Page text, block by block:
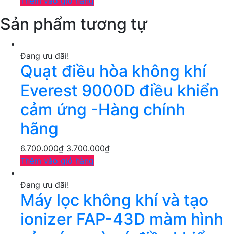
Sản phẩm tương tự
Đang ưu đãi!
Quạt điều hòa không khí
Everest 9000D điều khiển
cảm ứng -Hàng chính
hãng
6.700.000₫ 3.700.000₫
Thêm vào giỏ hàng
Đang ưu đãi!
Máy lọc không khí và tạo
ionizer FAP-43D màm hình